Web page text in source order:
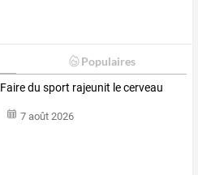
Populaires
Faire du sport rajeunit le cerveau
7 août 2026